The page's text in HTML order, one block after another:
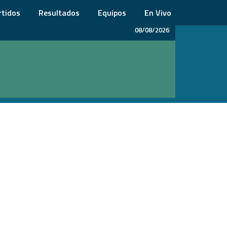
Resultados Equipos En Vivo
08/08/2026